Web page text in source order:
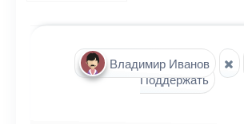
Владимир Иванов
Поддержать